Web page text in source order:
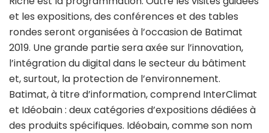
et les expositions, des conférences et des tables
rondes seront organisées à l’occasion de Batimat
2019. Une grande partie sera axée sur l’innovation,
l’intégration du digital dans le secteur du bâtiment
et, surtout, la protection de l’environnement.
Batimat, à titre d’information, comprend InterClimat
et Idéobain : deux catégories d’expositions dédiées à
des produits spécifiques. Idéobain, comme son nom